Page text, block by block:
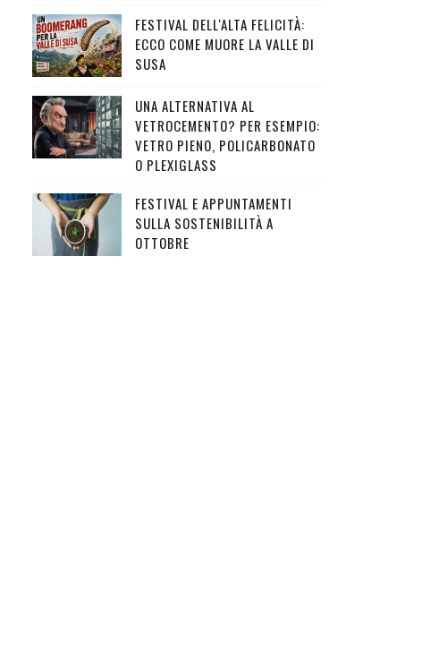
FESTIVAL DELL'ALTA FELICITÀ:
ECCO COME MUORE LA VALLE DI
SUSA
UNA ALTERNATIVA AL
VETROCEMENTO? PER ESEMPIO:
VETRO PIENO, POLICARBONATO
O PLEXIGLASS
FESTIVAL E APPUNTAMENTI
SULLA SOSTENIBILITÀ A
OTTOBRE